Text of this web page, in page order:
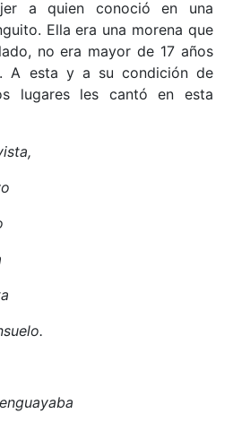
a quien conoció en una
Ella era una morena que
no era mayor de 17 años
A esta y a su condición de
lugares les cantó en esta